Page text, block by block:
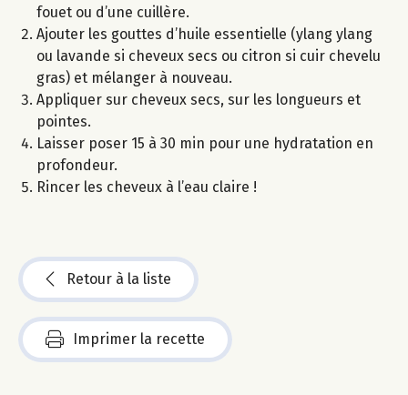
fouet ou d’une cuillère.
Ajouter les gouttes d’huile essentielle (ylang ylang
ou lavande si cheveux secs ou citron si cuir chevelu
gras) et mélanger à nouveau.
Appliquer sur cheveux secs, sur les longueurs et
pointes.
Laisser poser 15 à 30 min pour une hydratation en
profondeur.
Rincer les cheveux à l’eau claire !
Retour à la liste
Imprimer la recette